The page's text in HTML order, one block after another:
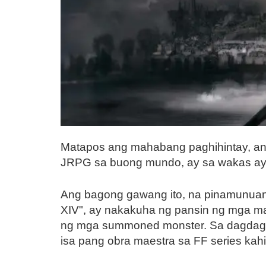
Matapos ang mahabang paghihintay,
JRPG sa buong mundo, ay sa wakas
Ang bagong gawang ito, na
XIV", ay nakakuha ng pansin ng mga
ng mga summoned monster. Sa
isa pang obra maestra sa FF series